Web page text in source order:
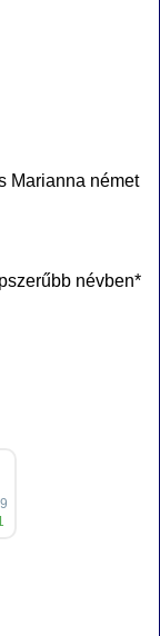
Marianna német
névben*